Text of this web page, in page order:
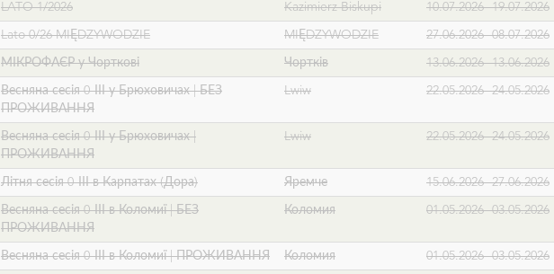
LATO 1/2026 Kazimierz Biskupi 10.07.2026- 19.07.2026
Lato 0/26 MIĘDZYWODZIE MIĘDZYWODZIE 27.06.2026- 08.07.2026
МІКРОФАЄР у Чорткові Чортків 13.06.2026- 13.06.2026
Весняна сесія 0-ІІІ у Брюховичах | БЕЗ
ПРОЖИВАННЯ
Lwiw 22.05.2026- 24.05.2026
Весняна сесія 0-ІІІ у Брюховичах |
ПРОЖИВАННЯ
Lwiw 22.05.2026- 24.05.2026
Літня сесія 0-ІІІ в Карпатах (Дора) Яремче 15.06.2026- 27.06.2026
Весняна сесія 0-ІІІ в Коломиї | БЕЗ
ПРОЖИВАННЯ
Коломия 01.05.2026- 03.05.2026
Весняна сесія 0-ІІІ в Коломиї | ПРОЖИВАННЯ Коломия 01.05.2026- 03.05.2026